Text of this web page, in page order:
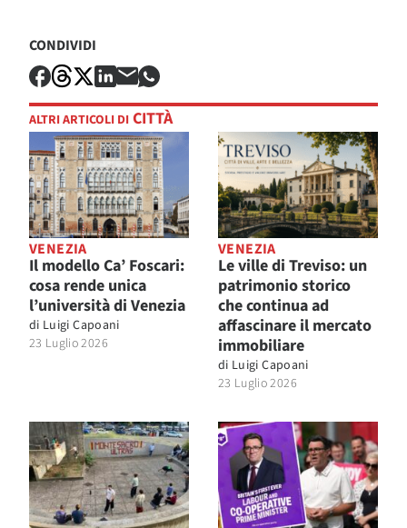
CONDIVIDI
ALTRI ARTICOLI DI CITTÀ
VENEZIA
Il modello Ca’ Foscari:
cosa rende unica
l’università di Venezia
di Luigi Capoani
23 Luglio 2026
VENEZIA
Le ville di Treviso: un
patrimonio storico
che continua ad
affascinare il mercato
immobiliare
di Luigi Capoani
23 Luglio 2026